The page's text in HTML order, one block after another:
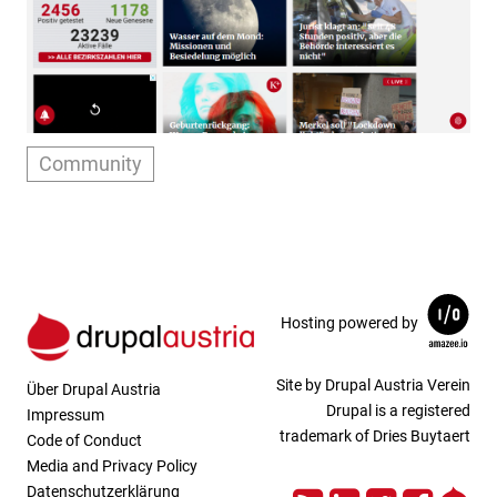
Community
Über Drupal Austria
Impressum
Code of Conduct
Media and Privacy Policy
Datenschutzerklärung
Hosting powered by
Site by Drupal Austria Verein
Drupal is a registered
trademark of Dries Buytaert